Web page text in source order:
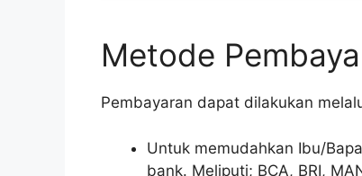
Metode
Pembayaran dapat dilakukan
Untuk memudahkan Ibu/
bank. Meliputi; BCA, BRI,